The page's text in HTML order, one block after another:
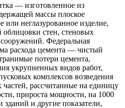
— изготовленное из
массы плоское
или неглазурованное изделие,
стен, стеновых
Федеральная
расхода цемента — чистый
потери цемента,
укрупненных видов работ,
комплексов возведения
рассчитанные на единицу
прироста мощности, на 1000
и другие показатели,